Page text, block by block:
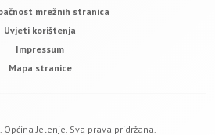
mrežnih stranica
Uvjeti korištenja
Impressum
Mapa stranice
Jelenje. Sva prava pridržana.